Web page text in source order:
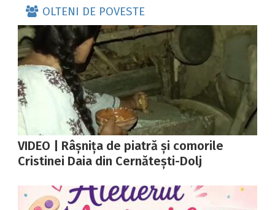
OLTENI DE POVESTE
VIDEO | Râșnița de piatră și comorile
Cristinei Daia din Cernătești-Dolj